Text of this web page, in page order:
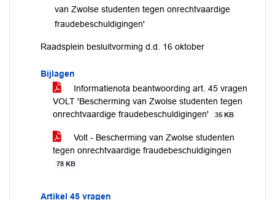
van Zwolse studenten tegen onrechtvaardige
fraudebeschuldigingen'
Raadsplein besluitvorming d.d. 16 oktober
Bijlagen
Informatienota beantwoording art. 45 vragen
VOLT 'Bescherming van Zwolse studenten tegen
onrechtvaardige fraudebeschuldigingen'
35 KB
Volt - Bescherming van Zwolse studenten
tegen onrechtvaardige fraudebeschuldigingen
78 KB
Artikel 45 vragen